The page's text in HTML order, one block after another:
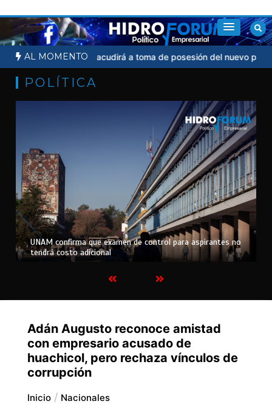
al
contenido
AL MOMENTO
Sheinbaum no acudirá a toma de posesión del nuevo presidente
POLÍTICA
UNAM confirma que examen de control para aspirantes no
tendrá costo adicional
Adán Augusto reconoce amistad
con empresario acusado de
huachicol, pero rechaza vínculos de
corrupción
Inicio Nacionales